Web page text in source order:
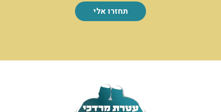
תחזרו אלי